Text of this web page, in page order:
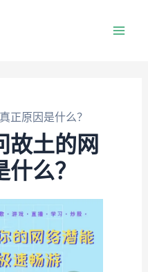
正原因是什么？
故土的网
么？